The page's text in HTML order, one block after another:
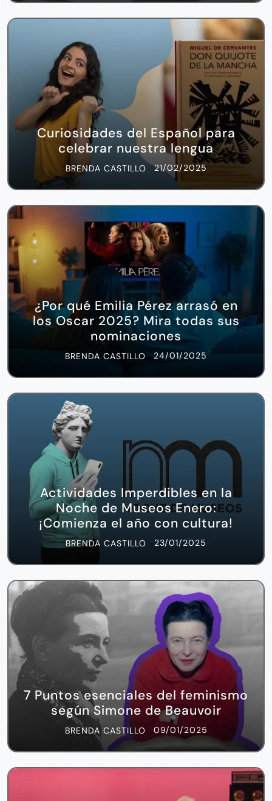
Curiosidades del Español para
celebrar nuestra lengua
BRENDA CASTILLO 21/02/2025
¿Por qué Emilia Pérez arrasó en
los Oscar 2025? Mira todas sus
nominaciones
BRENDA CASTILLO 24/01/2025
Actividades Imperdibles en la
Noche de Museos Enero:
¡Comienza el año con cultura!
BRENDA CASTILLO 23/01/2025
7 Puntos esenciales del feminismo
según Simone de Beauvoir
BRENDA CASTILLO 09/01/2025